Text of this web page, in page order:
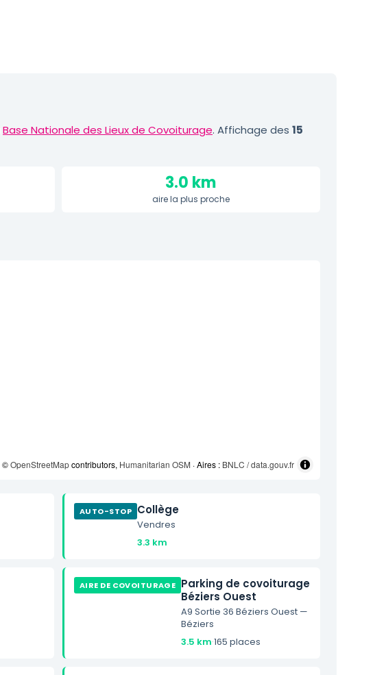
Base Nationale des Lieux de Covoiturage. Affichage des 15
3.0 km
aire la plus proche
©OpenStreetMapcontributors, Humanitarian OSM · Aires : BNLC / data.gouv.fr
AUTO-STOP Collège
Vendres
3.3 km
AIRE DE COVOITURAGE Parking de covoiturage
Béziers Ouest
A9 Sortie 36 Béziers Ouest —
Béziers
3.5 km·165 places